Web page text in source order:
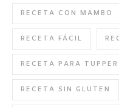
RECETA CON MAMBO
RECETA FÁCIL
RECETA PARA TUPPER
RECETA SIN GLUTEN